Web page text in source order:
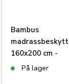
Bambus
160x200 cm -
Allergivennlig og
På lager